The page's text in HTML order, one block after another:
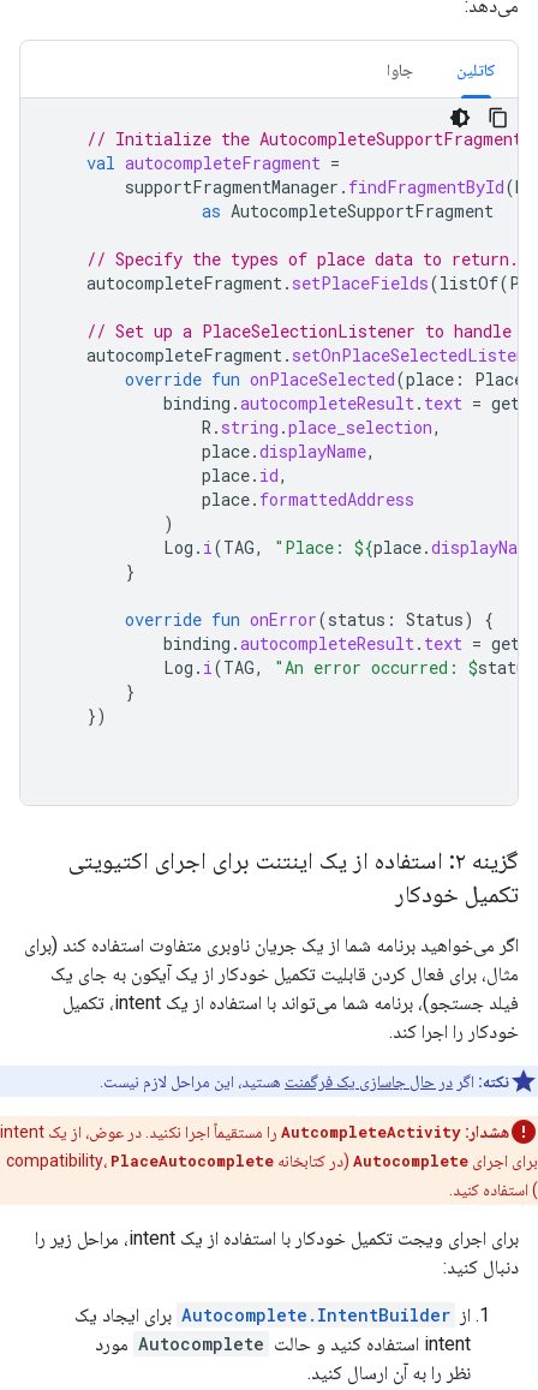
می‌دهد:
کاتلین جاوا
// Initialize the AutocompleteSupportFragment.
val autocompleteFragment =
supportFragmentManager . findFragmentById(R
as AutocompleteSupportFragment
// Specify the types of place data to return.
autocompleteFragment . setPlaceFields(listOf(
// Set up a PlaceSelectionListener to handle
autocompleteFragment .
override fun onPlaceSelected(place : Place
binding .autocompleteResult . text =
R . string .place_selection,
place.displayName,
place. id,
place. formattedAddress
)
Log . i (TAG, "Place: ${place.displayName
}
override fun onError(status : Status)
{
binding .autocompleteResult . text =
Log . i (TAG, "An error occurred: $status
}
})
گزینه ۲: استفاده از یک اینتنت برای اجرای اکتیویتی
تکمیل خودکار
اگر می‌خواهید برنامه شما از یک جریان ناوبری متفاوت استفاده کند (برای
مثال، برای فعال کردن قابلیت تکمیل خودکار از یک آیکون به جای یک
فیلد جستجو)، برنامه شما می‌تواند با استفاده از یک intent، تکمیل
خودکار را اجرا کند.
نکته: اگر در حال جاسازی یک فرگمنت هستید، این مراحل لازم نیست.
هشدار: AutcompleteActivity
را مستقیماً اجرا نکنید. در عوض، از یک intent
برای اجرای Autocomplete (در کتابخانه compatibility، PlaceAutocomplete
) استفاده کنید.
برای اجرای ویجت تکمیل خودکار با استفاده از یک intent، مراحل زیر را
دنبال کنید:
از Autocomplete.IntentBuilder برای ایجاد یک
intent استفاده کنید و حالت
Autocomplete مورد
نظر را به آن ارسال کنید.